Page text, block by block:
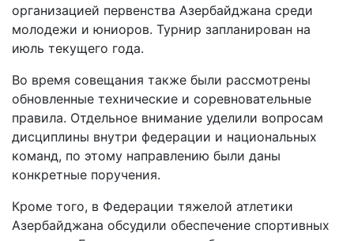
организацией первенства Азербайджана среди
молодежи и юниоров. Турнир запланирован на
июль текущего года.
Во время совещания также были рассмотрены
обновленные технические и соревновательные
правила. Отдельное внимание уделили вопросам
дисциплины внутри федерации и национальных
команд, по этому направлению были даны
конкретные поручения.
Кроме того, в Федерации тяжелой атлетики
Азербайджана обсудили обеспечение спортивных